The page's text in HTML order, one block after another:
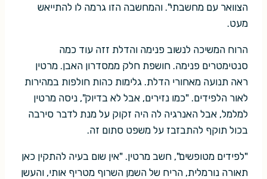
הצוואר עם מחשבתי". והמחשבה הזו גרמה לו להתייאש
מעט.
הרוח המשיכה לנשוב פנימה והדלת זזה עוד כמה
סנטימטרים פנימה. חושפת חלק ממסדרון האבן. מרטין
ראה תנועה מאחורי הדלת. גלימות כהות חולפות במהירות
לאור הלפידים. "כמו נזירים, אבל לא בדיוק", ניסה מרטין
למלמל, אבל האנרגיה לה היה זקוק על מנת לדבר סירבה
בכול תוקף להתבזבז על משפט סתום זה.
"לפידים מטופשים", חשב מרטין. "אין שום בעיה להתקין כאן
תאורה נורמלית, הריח של השמן השרוף מטריף אותי, והעשן